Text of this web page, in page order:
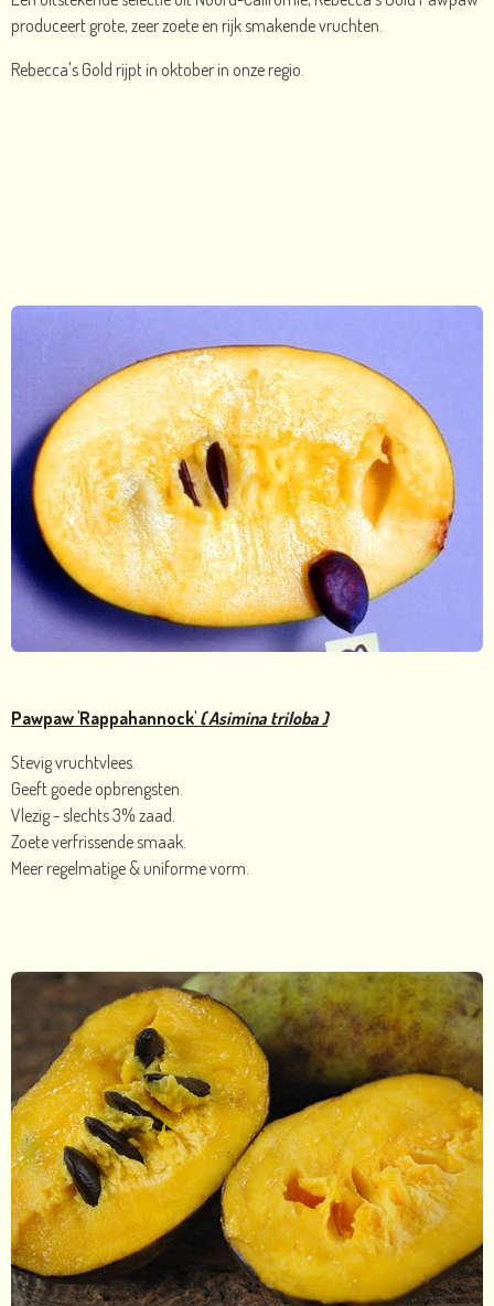
produceert grote, zeer zoete en rijk smakende vruchten.
Rebecca's Gold rijpt in oktober in onze regio.
Pawpaw 'Rappahannock' ( Asimina triloba )
Stevig vruchtvlees.
Geeft goede opbrengsten.
Vlezig - slechts 3% zaad.
Zoete verfrissende smaak.
Meer regelmatige & uniforme vorm.